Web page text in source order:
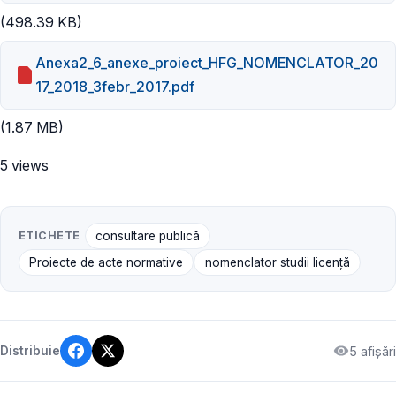
(498.39 KB)
Anexa2_6_anexe_proiect_HFG_NOMENCLATOR_20
17_2018_3febr_2017.pdf
(1.87 MB)
5 views
ETICHETE
consultare publică
Proiecte de acte normative
nomenclator studii licență
Distribuie 5 afișări